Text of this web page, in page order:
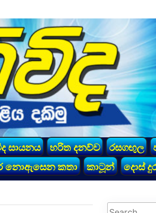
සායනය හරිත දනව්ව රසගඟුල
නොඇසෙන කතා කාටූන් දොස්